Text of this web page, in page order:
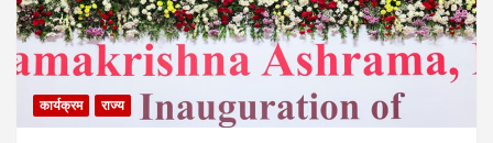
कार्यक्रम राज्य